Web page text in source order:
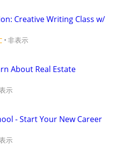
Creative Writing Class w/
非表示
About Real Estate
示
- Start Your New Career
示